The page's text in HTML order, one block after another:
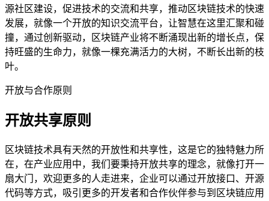
源社区建设，促进技术的交流和共享，推动区块链技术的快速
发展，就像一个开放的知识交流平台，让智慧在这里汇聚和碰
撞，通过创新驱动，区块链产业将不断涌现出新的增长点，保
持旺盛的生命力，就像一棵充满活力的大树，不断长出新的枝
叶。
开放与合作原则
开放共享原则
区块链技术具有天然的开放性和共享性，这是它的独特魅力所
在，在产业应用中，我们要秉持开放共享的理念，就像打开一
扇大门，欢迎更多的人走进来，企业可以通过开放接口、开源
代码等方式，吸引更多的开发者和合作伙伴参与到区块链应用